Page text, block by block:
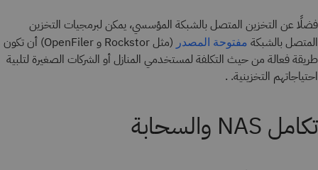
فضلًا عن التخزين المتصل بالشبكة المؤسسي، يمكن لبرمجيات التخزين
المتصل بالشبكة مفتوحة المصدر
(مثل Rockstor و OpenFiler) أن تكون
طريقة فعالة من حيث التكلفة لمستخدمي المنازل أو الشركات الصغيرة لتلبية
احتياجاتهم التخزينية. .
تكامل NAS والسحابة